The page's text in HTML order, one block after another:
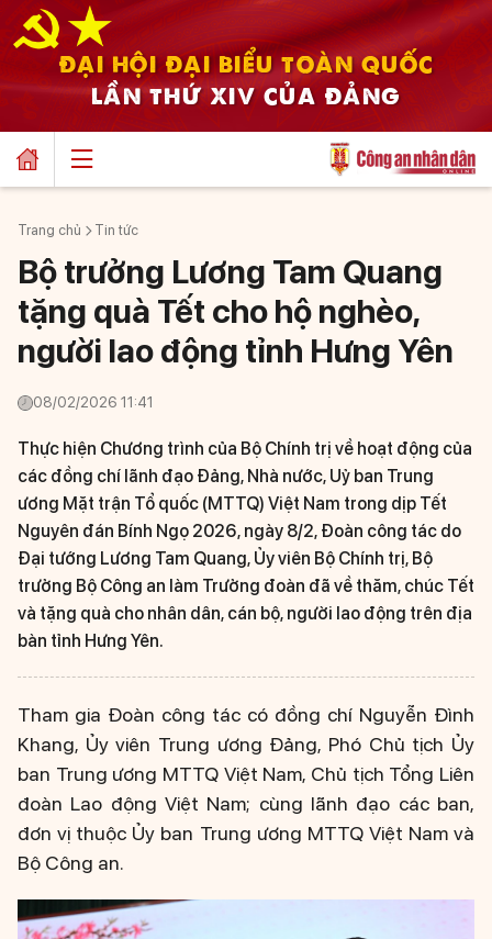
ĐẠI HỘI ĐẠI BIỂU TOÀN QUỐC
LẦN THỨ XIV CỦA ĐẢNG
Trang chủ Tin tức
Bộ trưởng Lương Tam Quang
tặng quà Tết cho hộ nghèo,
người lao động tỉnh Hưng Yên
08/02/2026 11:41
Thực hiện Chương trình của Bộ Chính trị về hoạt động của
các đồng chí lãnh đạo Đảng, Nhà nước, Uỷ ban Trung
ương Mặt trận Tổ quốc (MTTQ) Việt Nam trong dịp Tết
Nguyên đán Bính Ngọ 2026, ngày 8/2, Đoàn công tác do
Đại tướng Lương Tam Quang, Ủy viên Bộ Chính trị, Bộ
trưởng Bộ Công an làm Trưởng đoàn đã về thăm, chúc Tết
và tặng quà cho nhân dân, cán bộ, người lao động trên địa
bàn tỉnh Hưng Yên.
Tham gia Đoàn công tác có đồng chí Nguyễn Đình
Khang, Ủy viên Trung ương Đảng, Phó Chủ tịch Ủy
ban Trung ương MTTQ Việt Nam, Chủ tịch Tổng Liên
đoàn Lao động Việt Nam; cùng lãnh đạo các ban,
đơn vị thuộc Ủy ban Trung ương MTTQ Việt Nam và
Bộ Công an.